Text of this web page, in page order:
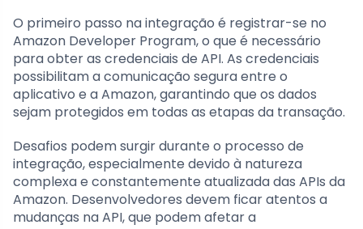
O primeiro passo na integração é registrar-se no
Amazon Developer Program, o que é necessário
para obter as credenciais de API. As credenciais
possibilitam a comunicação segura entre o
aplicativo e a Amazon, garantindo que os dados
sejam protegidos em todas as etapas da transação.
Desafios podem surgir durante o processo de
integração, especialmente devido à natureza
complexa e constantemente atualizada das APIs da
Amazon. Desenvolvedores devem ficar atentos a
mudanças na API, que podem afetar a